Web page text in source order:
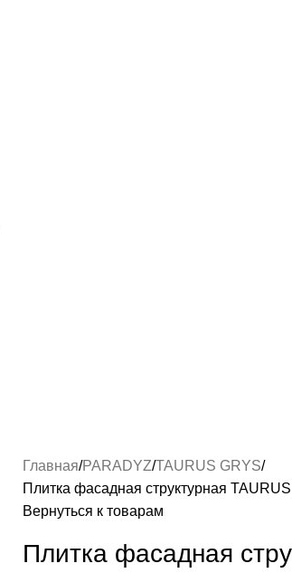
Главная PARADYZ TAURUS GRYS
Плитка фасадная структурная
Вернуться к товарам
Плитка фасадная